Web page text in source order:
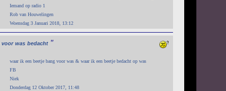
Iemand op radio 1
Rob van Houwelingen
Woensdag 3 Januari 2018, 13:12
voor was bedacht "
waar ik een beetje bang voor was & waar ik een beetje bedacht op was
FB
Niek
Donderdag 12 Oktober 2017, 11:48